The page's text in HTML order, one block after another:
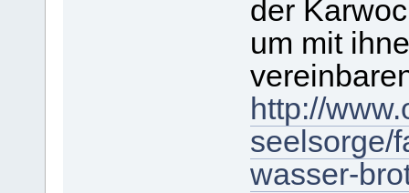
der
um mit
http://
seelsorge/
wasser-